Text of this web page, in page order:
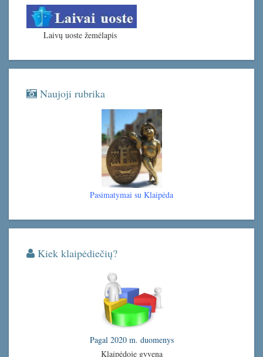
Laivų uoste žemėlapis
Naujoji rubrika
Pasimatymai su Klaipėda
Kiek klaipėdiečių?
Pagal 2020 m. duomenys
Klaipėdoje gyvena